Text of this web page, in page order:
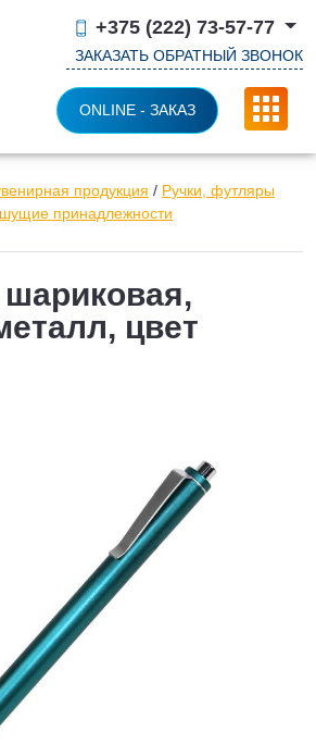
+375 (222) 73-57-77
ЗАКАЗАТЬ ОБРАТНЫЙ ЗВОНОК
ONLINE - ЗАКАЗ
продукция / Ручки, футляры
принадлежности
шариковая,
цвет